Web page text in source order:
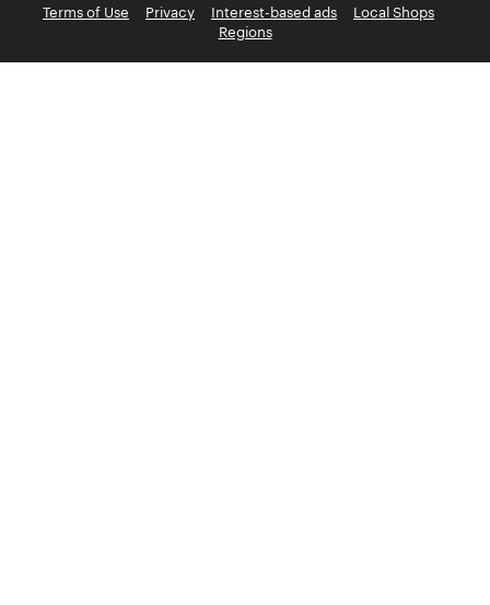
Terms of Use
Privacy Interest-based ads
Local Shops
Regions